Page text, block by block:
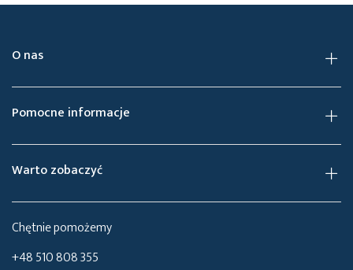
O nas
Pomocne informacje
Warto zobaczyć
Chętnie pomożemy
+48 510 808 355